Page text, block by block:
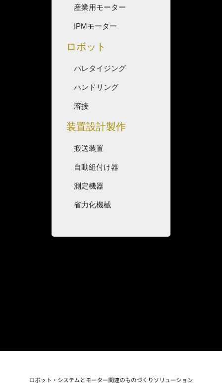
産業用モーター
IPMモーター
ロボット
パレタイジング
ハンドリング
溶接
装置設計製作
搬送装置
自動組付け器
測定機器
省力化機械